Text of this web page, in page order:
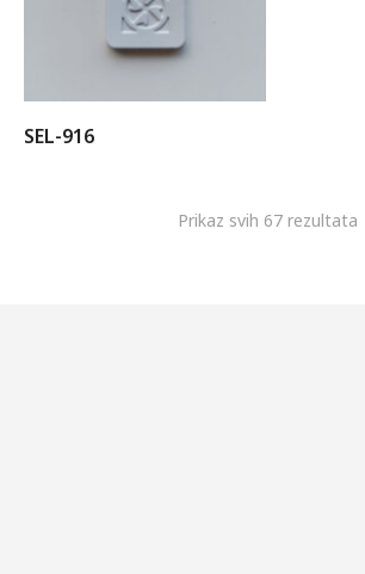
SEL-916
Prikaz svih 67 rezultata